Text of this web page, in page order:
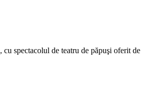
spectacolul de teatru de păpuşi oferit de